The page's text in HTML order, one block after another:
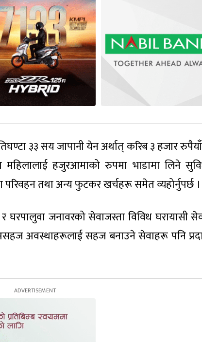
३३ सय जापानी येन अर्थात् करिब ३ हजार
हजुरआमाको रुपमा भाडामा लिने
तथा अन्य फुटकर खर्चहरू समेत व्यहोर्नुपर्छ ।
जनावरको सेवाजस्ता विविध घरायासी
अवस्थाहरूलाई सहज बनाउने सेवाहरू पनि